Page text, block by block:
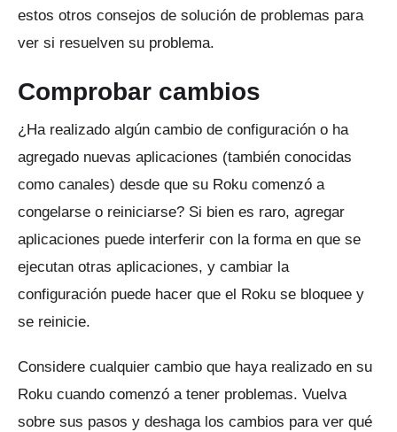
estos otros consejos de solución de problemas para
ver si resuelven su problema.
Comprobar cambios
¿Ha realizado algún cambio de configuración o ha
agregado nuevas aplicaciones (también conocidas
como canales) desde que su Roku comenzó a
congelarse o reiniciarse? Si bien es raro, agregar
aplicaciones puede interferir con la forma en que se
ejecutan otras aplicaciones, y cambiar la
configuración puede hacer que el Roku se bloquee y
se reinicie.
Considere cualquier cambio que haya realizado en su
Roku cuando comenzó a tener problemas. Vuelva
sobre sus pasos y deshaga los cambios para ver qué